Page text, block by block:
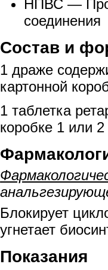
НПВС —
соединения
Состав и
1 драже
картонной
1 таблетка
коробке 1 или
Блокирует
угнетает
Показания